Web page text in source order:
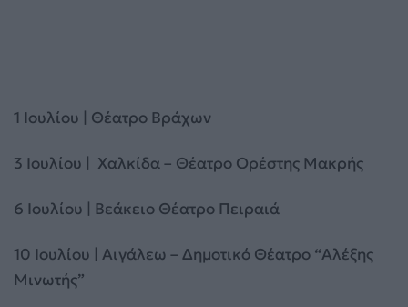
1 Ιουλίου | Θέατρο Βράχων
3 Ιουλίου | Χαλκίδα – Θέατρο Ορέστης Μακρής
6 Ιουλίου | Βεάκειο Θέατρο Πειραιά
10 Ιουλίου | Αιγάλεω – Δημοτικό Θέατρο “Αλέξης
Μινωτής”